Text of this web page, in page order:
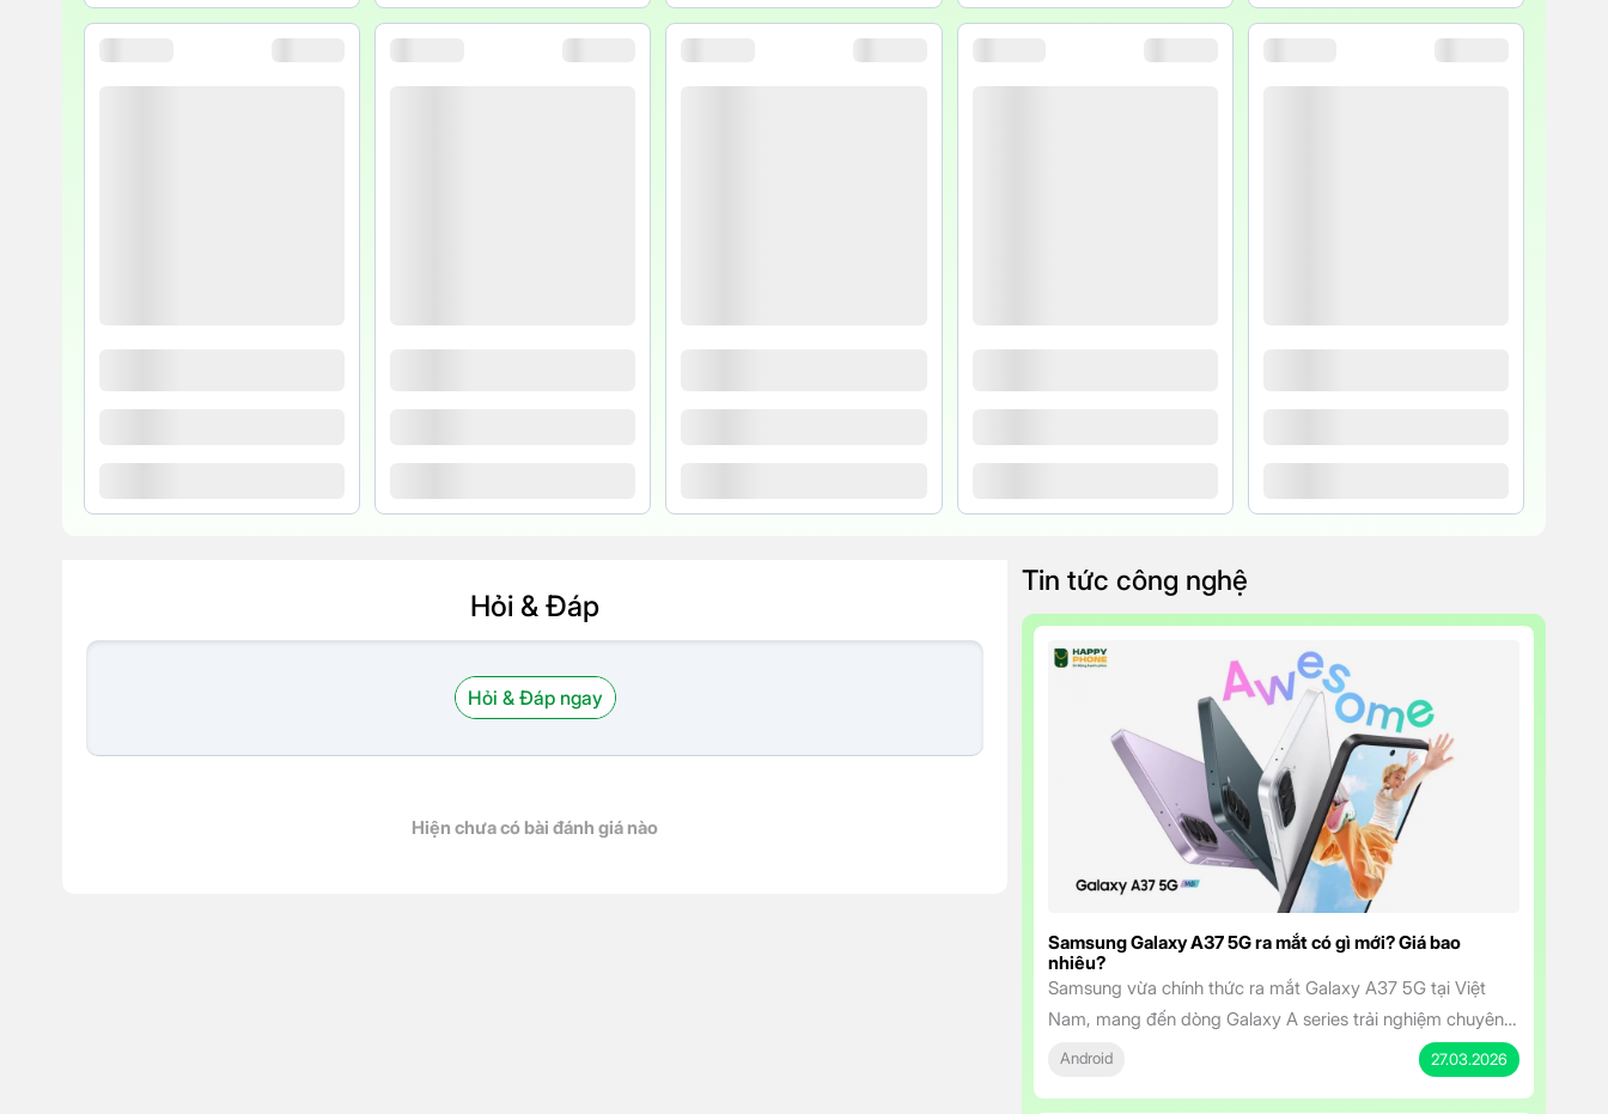
Hỏi & Đáp
Hỏi & Đáp ngay
Hiện chưa có bài đánh giá nào
Tin tức công nghệ
Samsung Galaxy A37 5G ra mắt có gì mới? Giá bao
nhiêu?
Samsung vừa chính thức ra mắt Galaxy A37 5G tại Việt
Nam, mang đến dòng Galaxy A series trải nghiệm chuyên
nghiệp hơn với mức giá cực kỳ hấp dẫn. Smartphone tầm
trung sở hữu màn hình đẹp, camera AI thông minh, pin bền
Android 27.03.2026